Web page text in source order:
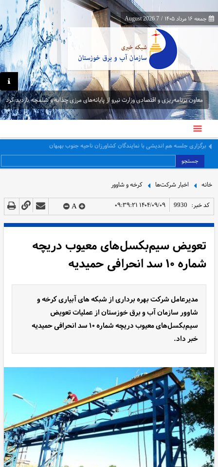
جمعه ۱۶ مرداد ۱۴۰۵ /
7 August 2026
معاون برنامه‌ریزی و اقتصادی وزارت نیرو از پایانه‌های مرزی چذابه و شلمچه بازدید کرد
معاون برنامه‌ریزی و اقتصادی وزارت نیرو از پایانه‌های مرزی چذابه و شلمچه بازدید کرد
جستجو
خانه اخبار شرکت‌ها کرخه و شاوور
کد خبر: 9930 ۱۴۰۴/۰۹/۰۹ ۰۹:۳۹:۲۱ A
تعویض سیم‌بکسل‌های معیوب دریچه
شماره ۱۰ سد انحرافی حمیدیه
مدیرعامل شرکت بهره برداری از شبکه های آبیاری کرخه و
شاوور سازمان آب و برق خوزستان از عملیات تعویض
سیم‌بکسل‌های معیوب دریچه شماره ۱۰ سد انحرافی حمیدیه
خبر داد.